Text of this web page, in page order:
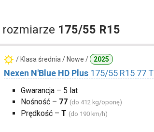
rozmiarze 175/55 R15
/ Klasa średnia / Nowe / 2025
Nexen N'Blue HD Plus 175/55 R15 77 T
Gwarancja – 5 lat
Nośność – 77 (do 412 kg/oponę)
Prędkość – T (do 190 km/h)